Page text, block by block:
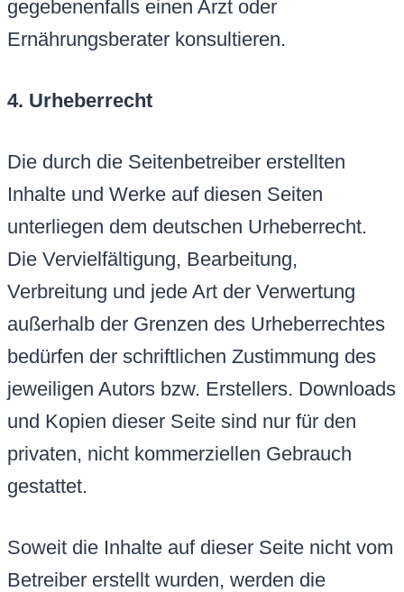
gegebenenfalls einen Arzt oder
Ernährungsberater konsultieren.
4. Urheberrecht
Die durch die Seitenbetreiber erstellten
Inhalte und Werke auf diesen Seiten
unterliegen dem deutschen Urheberrecht.
Die Vervielfältigung, Bearbeitung,
Verbreitung und jede Art der Verwertung
außerhalb der Grenzen des Urheberrechtes
bedürfen der schriftlichen Zustimmung des
jeweiligen Autors bzw. Erstellers. Downloads
und Kopien dieser Seite sind nur für den
privaten, nicht kommerziellen Gebrauch
gestattet.
Soweit die Inhalte auf dieser Seite nicht vom
Betreiber erstellt wurden, werden die